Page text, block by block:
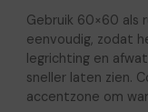
Gebruik 60×60 als
eenvoudig, zodat
legrichting en
sneller laten zien.
accentzone om